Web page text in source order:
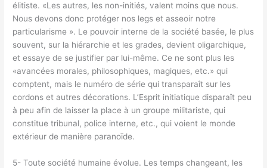
élitiste. «Les autres, les non-initiés, valent moins que nous.
Nous devons donc protéger nos legs et asseoir notre
particularisme ». Le pouvoir interne de la société basée, le plus
souvent, sur la hiérarchie et les grades, devient oligarchique,
et essaye de se justifier par lui-même. Ce ne sont plus les
«avancées morales, philosophiques, magiques, etc.» qui
comptent, mais le numéro de série qui transparaît sur les
cordons et autres décorations. L’Esprit initiatique disparaît peu
à peu afin de laisser la place à un groupe militariste, qui
constitue tribunal, police interne, etc., qui voient le monde
extérieur de manière paranoïde.
5- Toute société humaine évolue. Les temps changeant, les